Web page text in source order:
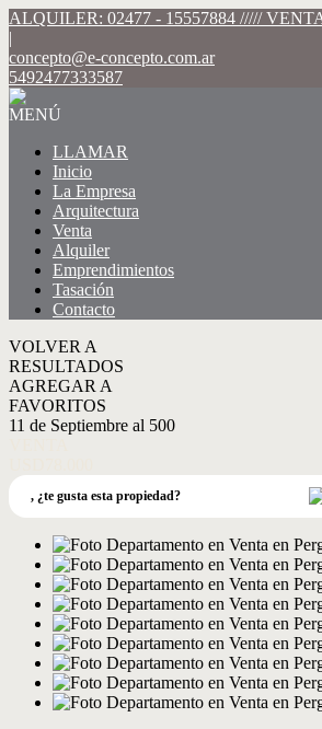
ALQUILER: 02477 - 15557884 /////
|
concepto@e-concepto.com.ar
5492477333587
MENÚ
LLAMAR
Inicio
La Empresa
Arquitectura
Venta
Alquiler
Emprendimientos
Tasación
Contacto
VOLVER A
RESULTADOS
AGREGAR A
FAVORITOS
11 de Septiembre al 500
, ¿te gusta esta propiedad?